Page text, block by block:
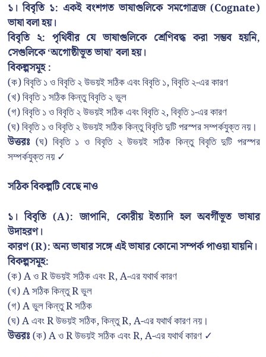
১। বিবৃতি ১: একই বংশগত ভাষাগুলিকে সমগোত্রজ (Cognate)
ভাষা বলা হয়।
বিবৃতি ২: পৃথিবীর যে ভাষাগুলিকে শ্রেণিবদ্ধ করা সম্ভব হয়নি,
সেগুলিকে ‘অগোষ্ঠীভূত ভাষা’ বলা হয়।
বিকল্পসমূহ :
(ক) বিবৃতি ১ ও বিবৃতি ২ উভয়ই সঠিক এবং বিবৃতি ১, বিবৃতি ২-এর কারণ
(খ) বিবৃতি ১ সঠিক কিন্তু বিবৃতি ২ ভুল
(গ) বিবৃতি ১ ও বিবৃতি ২ উভয়ই সঠিক এবং বিবৃতি ২, বিবৃতি ১-এর কারণ
(ঘ) বিবৃতি ১ ও বিবৃতি ২ উভয়ই সঠিক কিন্তু বিবৃতি দুটি পরস্পর সম্পর্কযুক্ত নয়।
উত্তরঃ (ঘ) বিবৃতি ১ ও বিবৃতি ২ উভয়ই সঠিক কিন্তু বিবৃতি দুটি পরস্পর
সম্পর্কযুক্ত নয় ✓
সঠিক বিকল্পটি বেছে নাও
১। বিবৃতি (A): জাপানি, কোরীয় ইত্যাদি হল অবর্গীভূত ভাষার
উদাহরণ।
কারণ (R): অন্য ভাষার সঙ্গে এই ভাষার কোনো সম্পর্ক পাওয়া যায়নি।
বিকল্পসমূহ:
(ক) A ও R উভয়ই সঠিক এবং R, A-এর যথার্থ কারণ
(খ) A সঠিক কিন্তু R ভুল
(গ) A ভুল কিন্তু R সঠিক
(ঘ) A এবং R উভয়ই সঠিক, কিন্তু R, A-এর যথার্থ কারণ নয়।
উত্তরঃ(ক) A ও R উভয়ই সঠিক এবং R, A-এর যথার্থ কারণ ✓